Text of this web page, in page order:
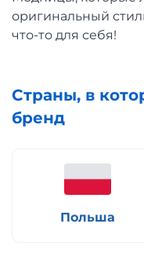
оригинальный
что-то для себя!
Страны, в
бренд
Польша